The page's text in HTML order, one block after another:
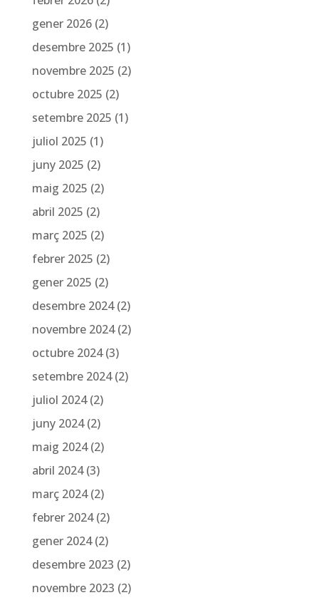
gener 2026(2)
desembre 2025 (1)
novembre 2025 (2)
octubre 2025 (2)
setembre 2025 (1)
juliol 2025 (1)
juny 2025 (2)
maig 2025 (2)
abril 2025 (2)
març 2025 (2)
febrer 2025 (2)
gener 2025 (2)
desembre 2024(2)
novembre 2024(2)
octubre 2024(3)
setembre 2024(2)
juliol 2024(2)
juny 2024(2)
maig 2024(2)
abril 2024(3)
març 2024(2)
febrer 2024(2)
gener 2024(2)
desembre 2023 (2)
novembre 2023 (2)